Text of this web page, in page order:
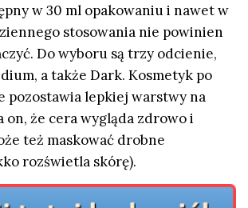
w 30 ml opakowaniu i nawet w
stosowania nie powinien
Do wyboru są trzy odcienie,
a także Dark. Kosmetyk po
pozostawia lepkiej warstwy na
on, że cera wygląda zdrowo i
też maskować drobne
rozświetla skórę).